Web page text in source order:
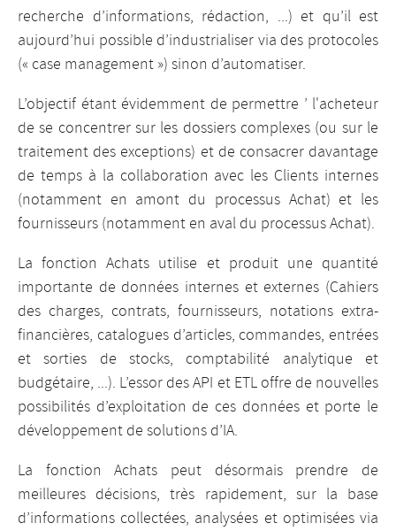
recherche d’informations, rédaction, ...) et qu’il est
aujourd’hui possible d’industrialiser via des protocoles
(« case management ») sinon d’automatiser.
L’objectif étant évidemment de permettre ’ l'acheteur
de se concentrer sur les dossiers complexes (ou sur le
traitement des exceptions) et de consacrer davantage
de temps à la collaboration avec les Clients internes
(notamment en amont du processus Achat) et les
fournisseurs (notamment en aval du processus Achat).
La fonction Achats utilise et produit une quantité
importante de données internes et externes (Cahiers
des charges, contrats, fournisseurs, notations extra-
financières, catalogues d’articles, commandes, entrées
et sorties de stocks, comptabilité analytique et
budgétaire, ...). L’essor des API et ETL offre de nouvelles
possibilités d’exploitation de ces données et porte le
développement de solutions d’IA.
La fonction Achats peut désormais prendre de
meilleures décisions, très rapidement, sur la base
d’informations collectées, analysées et optimisées via